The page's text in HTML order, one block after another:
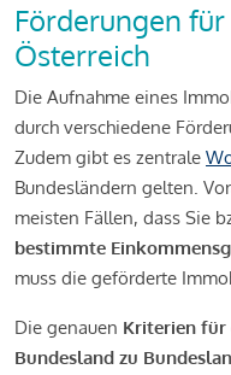
Förderungen
Österreich
Die Aufnahme eines
durch verschiedene
Zudem gibt es zentrale
Bundesländern gelten.
meisten Fällen, dass Sie
bestimmte
muss die geförderte
Die genauen Kriterien für
Bundesland zu